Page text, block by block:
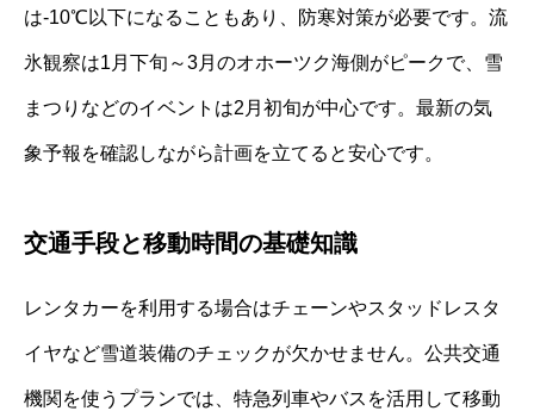
は-10℃以下になることもあり、防寒対策が必要です。流
氷観察は1月下旬～3月のオホーツク海側がピークで、雪
まつりなどのイベントは2月初旬が中心です。最新の気
象予報を確認しながら計画を立てると安心です。
交通手段と移動時間の基礎知識
レンタカーを利用する場合はチェーンやスタッドレスタ
イヤなど雪道装備のチェックが欠かせません。公共交通
機関を使うプランでは、特急列車やバスを活用して移動